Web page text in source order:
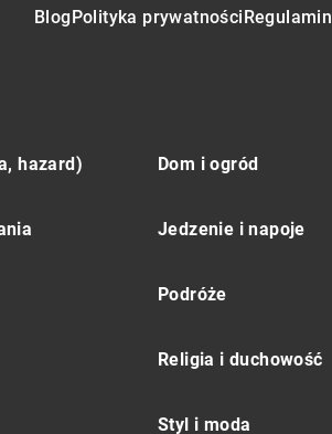
BlogPolityka prywatnościRegulamin
hazard) Dom i ogród
Jedzenie i napoje
Podróże
Religia i duchowość
Styl i moda